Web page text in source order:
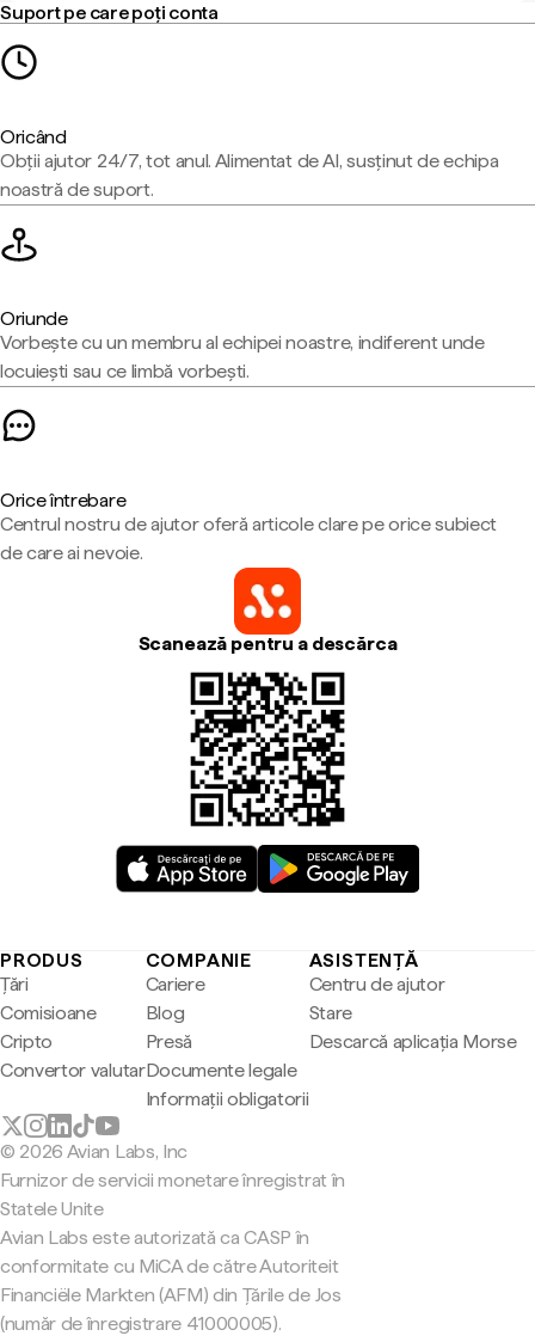
Suport pe care poți conta
Oricând
Obții ajutor 24/7, tot anul. Alimentat de AI, susținut de echipa
noastră de suport.
Oriunde
Vorbește cu un membru al echipei noastre, indiferent unde
locuiești sau ce limbă vorbești.
Orice întrebare
Centrul nostru de ajutor oferă articole clare pe orice subiect
de care ai nevoie.
Scanează pentru a descărca
PRODUS
Țări
Comisioane
Cripto
Convertor valutar
COMPANIE
Cariere
Blog
Presă
Documente legale
Informații obligatorii
ASISTENȚĂ
Centru de ajutor
Stare
Descarcă aplicația Morse
© 2026 Avian Labs, Inc
Furnizor de servicii monetare înregistrat în
Statele Unite
Avian Labs este autorizată ca CASP în
conformitate cu MiCA de către Autoriteit
Financiële Markten (AFM) din Țările de Jos
(număr de înregistrare 41000005).